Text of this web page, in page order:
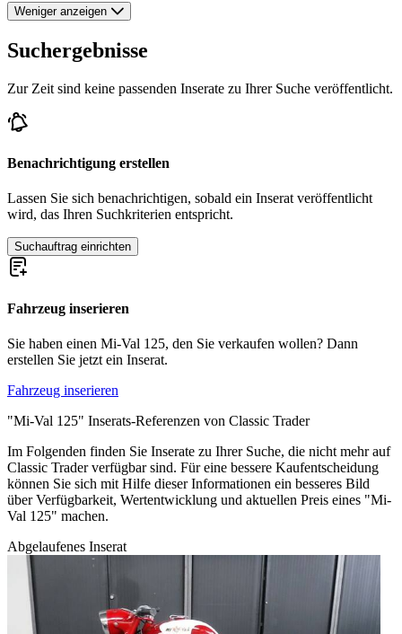
Weniger anzeigen
Suchergebnisse
Zur Zeit sind keine passenden Inserate zu Ihrer Suche veröffentlicht.
Benachrichtigung erstellen
Lassen Sie sich benachrichtigen, sobald ein Inserat veröffentlicht
wird, das Ihren Suchkriterien entspricht.
Suchauftrag einrichten
Fahrzeug inserieren
Sie haben einen Mi-Val 125, den Sie verkaufen wollen? Dann
erstellen Sie jetzt ein Inserat.
Fahrzeug inserieren
"Mi-Val 125" Inserats-Referenzen von Classic Trader
Im Folgenden finden Sie Inserate zu Ihrer Suche, die nicht mehr auf
Classic Trader verfügbar sind. Für eine bessere Kaufentscheidung
können Sie sich mit Hilfe dieser Informationen ein besseres Bild
über Verfügbarkeit, Wertentwicklung und aktuellen Preis eines "Mi-
Val 125" machen.
Abgelaufenes Inserat